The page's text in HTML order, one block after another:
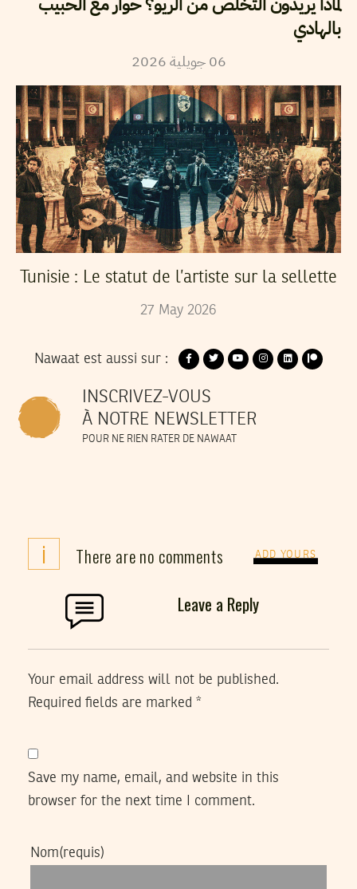
بالهادي
06 جويلية2026
Tunisie : Le statut de l’artiste sur la sellette
27 May 2026
Nawaat est aussi sur :
INSCRIVEZ-VOUS
À NOTRE NEWSLETTER
POUR NE RIEN RATER DE NAWAAT
i There are no comments ADD YOURS
Leave a Reply
Your email address will not be published.
Required fields are marked *
Save my name, email, and website in this
browser for the next time I comment.
Nom(requis)